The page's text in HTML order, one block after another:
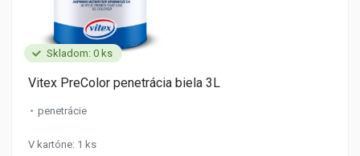
Skladom: 0 ks
Vitex PreColor penetrácia biela 3L
penetrácie
V kartóne: 1 ks